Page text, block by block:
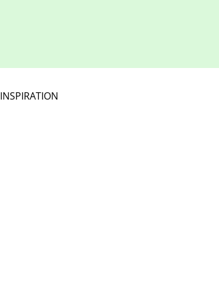
INSPIRATION